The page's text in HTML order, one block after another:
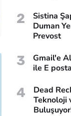
2
Sistina
Duman
Prevost
3
Gmail'e
ile E
4
Dead
Teknoloji